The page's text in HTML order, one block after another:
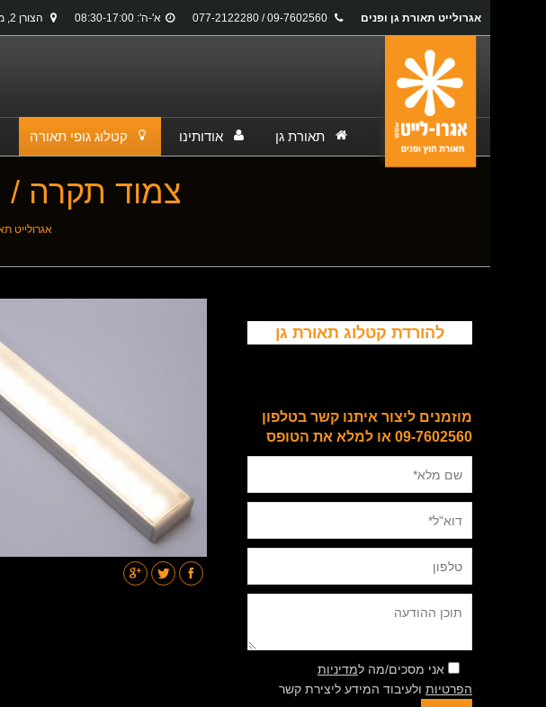
אגרולייט תאורת גן ופנים א'-ה': 08:30-17:00 הצורן 2, מתחם יוחננוף, אזוה''ת פולג, נתניה
תאורת גן אודותינו קטלוג גופי תאורה
צמוד תקרה /
אגרולייט
להורדת קטלוג תאורת גן
מוזמנים ליצור איתנו קשר בטלפון
09-7602560 או למלא את הטופס
אני מסכים/מה למדיניות
הפרטיות ולעיבוד המידע ליצירת קשר